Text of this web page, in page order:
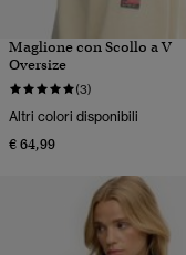
Maglione con Scollo a V
Oversize
(3)
Altri colori disponibili
€ 64,99